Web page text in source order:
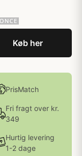
Køb her
PrisMatch
Fri fragt over kr.
349
Hurtig levering
1-2 dage